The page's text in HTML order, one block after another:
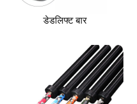
डेडलिफ्ट बार